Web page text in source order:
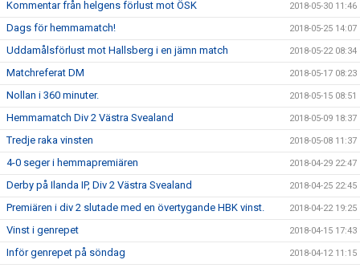
Kommentar från helgens förlust mot ÖSK 2018-05-30 11:46
Dags för hemmamatch! 2018-05-25 14:07
Uddamålsförlust mot Hallsberg i en jämn match 2018-05-22 08:34
Matchreferat DM 2018-05-17 08:23
Nollan i 360 minuter. 2018-05-15 08:51
Hemmamatch Div 2 Västra Svealand 2018-05-09 18:37
Tredje raka vinsten 2018-05-08 11:37
4-0 seger i hemmapremiären 2018-04-29 22:47
Derby på Ilanda IP, Div 2 Västra Svealand 2018-04-25 22:45
Premiären i div 2 slutade med en övertygande HBK vinst. 2018-04-22 19:25
Vinst i genrepet 2018-04-15 17:43
Inför genrepet på söndag 2018-04-12 11:15